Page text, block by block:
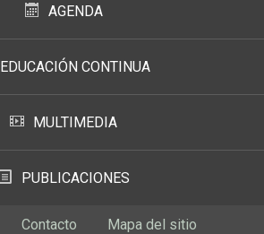
AGENDA
EDUCACIÓN CONTINUA
MULTIMEDIA
PUBLICACIONES
Contacto Mapa del sitio